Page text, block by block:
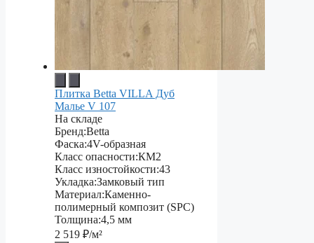
Плитка Betta VILLA Дуб
Малье V 107
На складе
Бренд:Betta
Фаска:4V-образная
Класс опасности:КМ2
Класс изностойкости:43
Укладка:Замковый тип
Материал:Каменно-
полимерный композит (SPC)
Толщина:4,5 мм
2 519 ₽/м²